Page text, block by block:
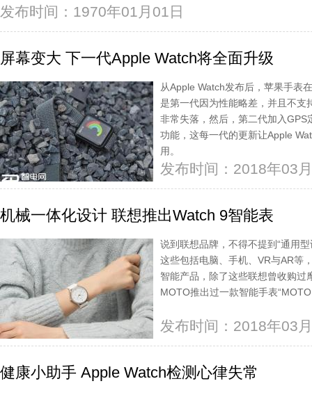
发布时间：1970年01月01日
屏幕变大 下一代Apple Watch将全面升级
从Apple Watch发布后，苹果手表
是第一代因为性能略差，并且不支
非常失落，然后，第二代加入
功能，这每一代的更新让Apple
用。
发布时间：2018年03
机械一体化设计 联想推出Watch 9智能表
说到联想品牌，不得不提到“通用
这些包括电脑、手机、VR与AR等
智能产品，除了这些联想曾收购过
MOTO推出过一款智能手表
发布时间：2018年03
健康小助手 Apple Watch检测心律失常